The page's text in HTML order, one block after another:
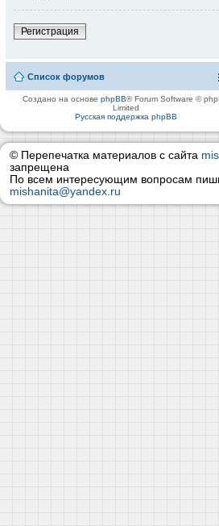
Регистрация
Список форумов
Создано на основеphpBB® Forum Software ©
Limited
Русская поддержка phpBB
© Перепечатка материалов с сайта
запрещена
По всем интересующим вопросам
mishanita@yandex.ru